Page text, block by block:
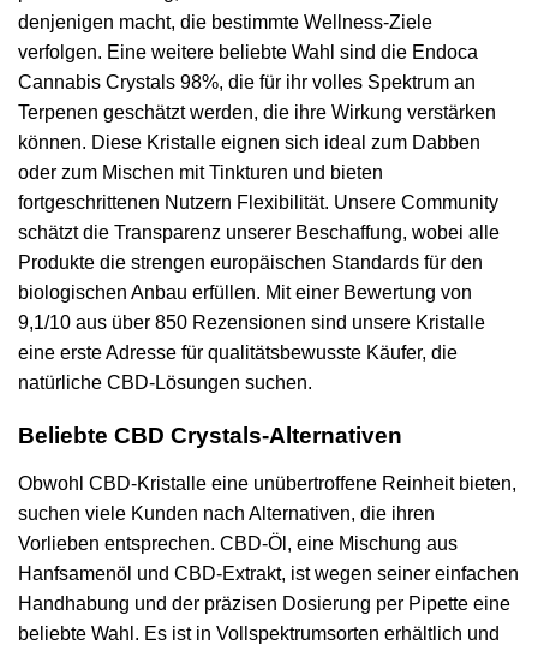
denjenigen macht, die bestimmte Wellness-Ziele
verfolgen. Eine weitere beliebte Wahl sind die Endoca
Cannabis Crystals 98%, die für ihr volles Spektrum an
Terpenen geschätzt werden, die ihre Wirkung verstärken
können. Diese Kristalle eignen sich ideal zum Dabben
oder zum Mischen mit Tinkturen und bieten
fortgeschrittenen Nutzern Flexibilität. Unsere Community
schätzt die Transparenz unserer Beschaffung, wobei alle
Produkte die strengen europäischen Standards für den
biologischen Anbau erfüllen. Mit einer Bewertung von
9,1/10 aus über 850 Rezensionen sind unsere Kristalle
eine erste Adresse für qualitätsbewusste Käufer, die
natürliche CBD-Lösungen suchen.
Beliebte CBD Crystals-Alternativen
Obwohl CBD-Kristalle eine unübertroffene Reinheit bieten,
suchen viele Kunden nach Alternativen, die ihren
Vorlieben entsprechen. CBD-Öl, eine Mischung aus
Hanfsamenöl und CBD-Extrakt, ist wegen seiner einfachen
Handhabung und der präzisen Dosierung per Pipette eine
beliebte Wahl. Es ist in Vollspektrumsorten erhältlich und